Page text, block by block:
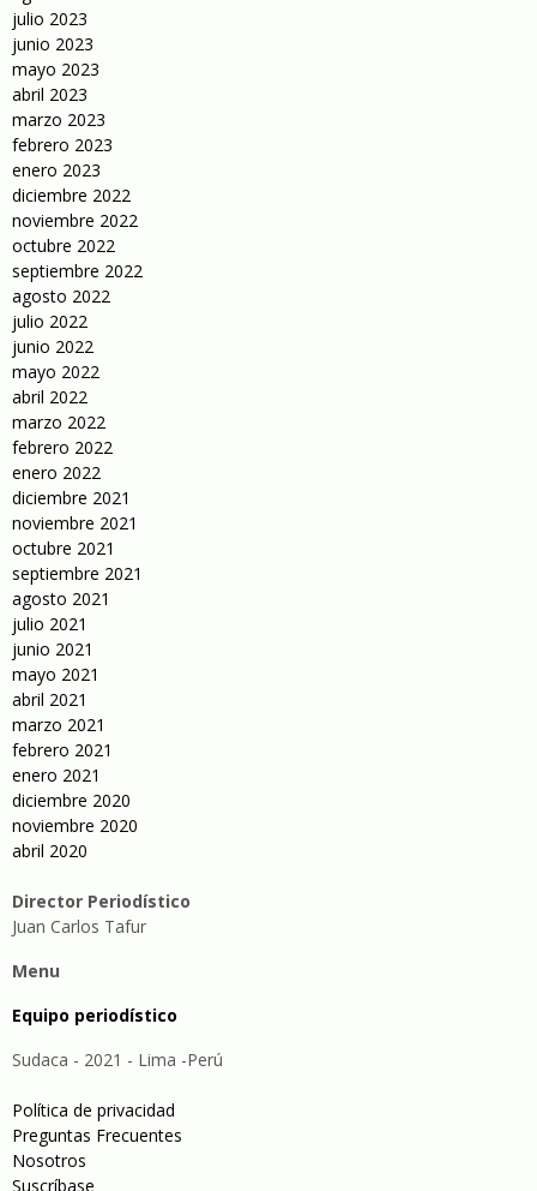
julio 2023
junio 2023
mayo 2023
abril 2023
marzo 2023
febrero 2023
enero 2023
diciembre 2022
noviembre 2022
octubre 2022
septiembre 2022
agosto 2022
julio 2022
junio 2022
mayo 2022
abril 2022
marzo 2022
febrero 2022
enero 2022
diciembre 2021
noviembre 2021
octubre 2021
septiembre 2021
agosto 2021
julio 2021
junio 2021
mayo 2021
abril 2021
marzo 2021
febrero 2021
enero 2021
diciembre 2020
noviembre 2020
abril 2020
Director Periodístico
Juan Carlos Tafur
Menu
Equipo periodístico
Sudaca - 2021 - Lima -Perú
Política de privacidad
Preguntas Frecuentes
Nosotros
Suscríbase